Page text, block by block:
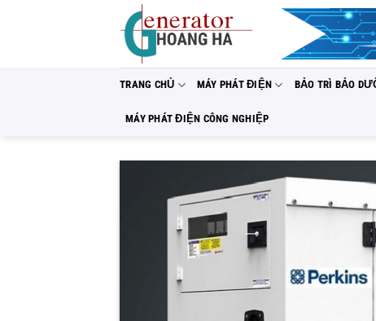
TRANG CHỦ MÁY PHÁT ĐIỆN BẢO TRÌ BẢO
MÁY PHÁT ĐIỆN CÔNG NGHIỆP